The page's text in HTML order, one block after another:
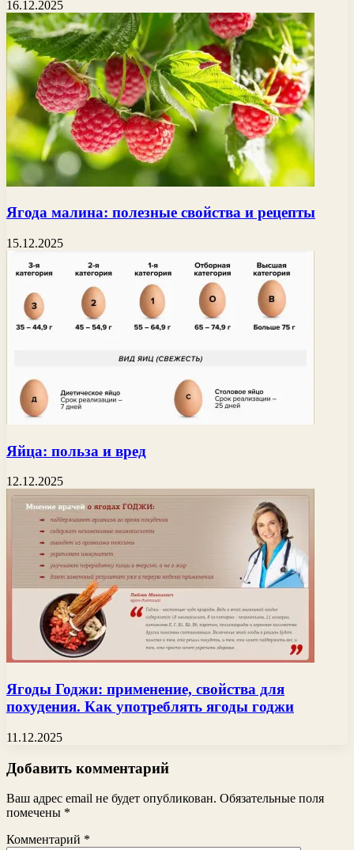
16.12.2025
Ягода малина: полезные свойства и рецепты
15.12.2025
Яйца: польза и вред
12.12.2025
Ягоды Годжи: применение, свойства для
похудения. Как употреблять ягоды годжи
11.12.2025
Добавить комментарий
Ваш адрес email не будет опубликован. Обязательные поля
помечены *
Комментарий *